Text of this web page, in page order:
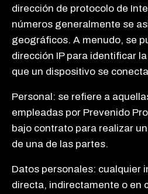
dirección de protocolo de
números generalmente se
geográficos. A menudo, se
dirección IP para identificar
que un dispositivo se
Personal: se refiere a
empleadas por Prevenido
bajo contrato para realizar
de una de las partes.
Datos personales: cualquier
directa, indirectamente o en